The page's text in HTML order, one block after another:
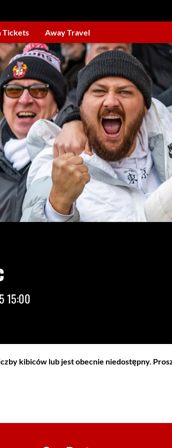
Tickets Away Travel
15:00
kibiców lub jest obecnie niedostępny.